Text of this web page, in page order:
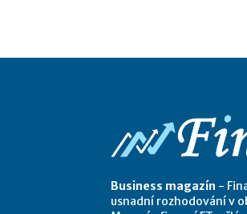
Business magazín -
usnadní rozhodování v